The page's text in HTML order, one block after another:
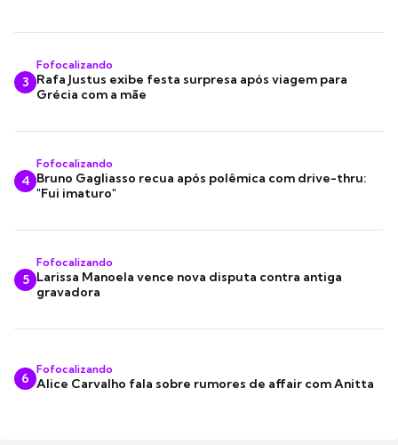
3
Fofocalizando
Rafa Justus exibe festa surpresa após viagem para
Grécia com a mãe
4
Fofocalizando
Bruno Gagliasso recua após polêmica com drive-thru:
"Fui imaturo"
5
Fofocalizando
Larissa Manoela vence nova disputa contra antiga
gravadora
6
Fofocalizando
Alice Carvalho fala sobre rumores de affair com Anitta